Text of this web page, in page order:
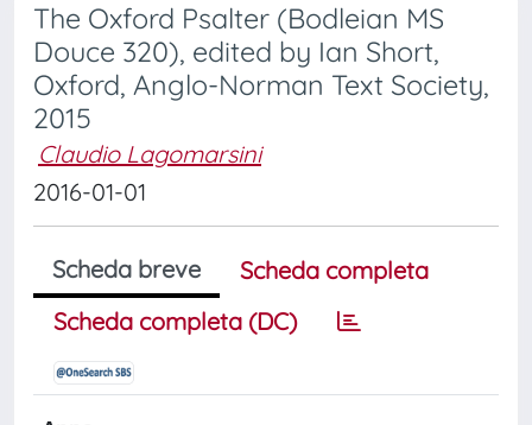
The Oxford Psalter (Bodleian MS
Douce 320), edited by Ian Short,
Oxford, Anglo-Norman Text Society,
2015
Claudio Lagomarsini
2016-01-01
Scheda breve
Scheda completa
Scheda completa (DC)